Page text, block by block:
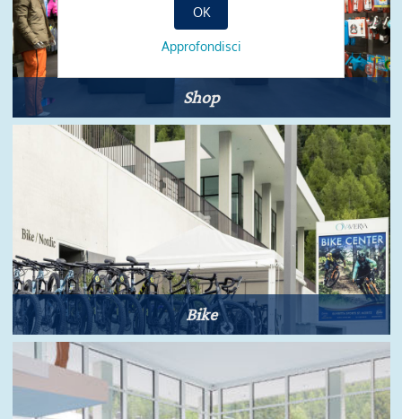
Shop
Bike
OK
Approfondisci